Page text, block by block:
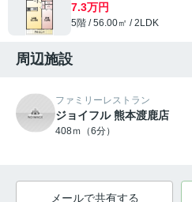
7.3万円
5階 / 56.00㎡ / 2LDK
周辺施設
ファミリーレストラン
ジョイフル 熊本渡鹿店
408ｍ（6分）
メールで共有する